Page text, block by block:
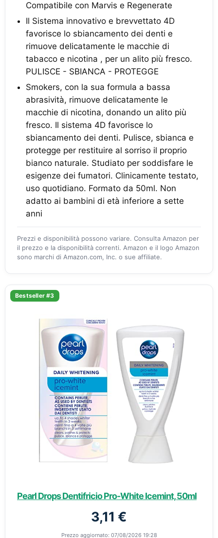
Compatibile con Marvis e Regenerate
Il Sistema innovativo e brevvettato 4D
favorisce lo sbiancamento dei denti e
rimuove delicatamente le macchie di
tabacco e nicotina , per un alito più fresco.
PULISCE - SBIANCA - PROTEGGE
Smokers, con la sua formula a bassa
abrasività, rimuove delicatamente le
macchie di nicotina, donando un alito più
fresco. Il sistema 4D favorisce lo
sbiancamento dei denti. Pulisce, sbianca e
protegge per restituire al sorriso il proprio
bianco naturale. Studiato per soddisfare le
esigenze dei fumatori. Clinicamente testato,
uso quotidiano. Formato da 50ml. Non
adatto ai bambini di età inferiore a sette
anni
Prezzi e disponibilità possono variare. Consulta Amazon per
il prezzo e la disponibilità correnti. Amazon e il logo Amazon
sono marchi di Amazon.com, Inc. o sue affiliate.
Bestseller #3
Pearl Drops Dentifricio Pro-White Icemint, 50ml
3,11 €
Prezzo aggiornato: 07/08/2026 19:28